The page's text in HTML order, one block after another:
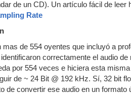
de un CD). Un artículo fácil de
Rate
mas de 554 oyentes que incluyó a
correctamente el audio
por 554 veces e hiciera esta
de ~ 24 Bit @ 192 kHz. Sí, 32 bit
de convertir ese audio en un